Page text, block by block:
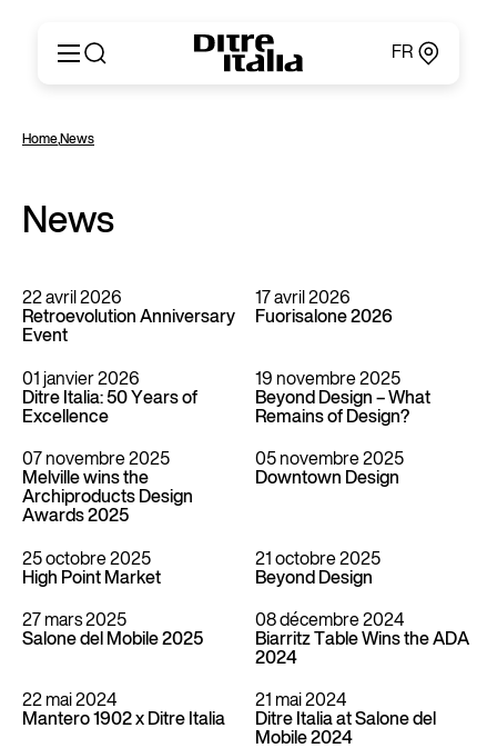
FR
Produits
Catalogues et Matériaux
News & Press
Zone Réservée
English
Español
简体中文
Home,News
News
22 avril 2026
Retroevolution Anniversary
Event
17 avril 2026
Fuorisalone 2026
01 janvier 2026
Ditre Italia: 50 Years of
Excellence
19 novembre 2025
Beyond Design – What
Remains of Design?
07 novembre 2025
Melville wins the
Archiproducts Design
Awards 2025
05 novembre 2025
Downtown Design
25 octobre 2025
High Point Market
21 octobre 2025
Beyond Design
27 mars 2025
Salone del Mobile 2025
08 décembre 2024
Biarritz Table Wins the ADA
2024
22 mai 2024
Mantero 1902 x Ditre Italia
21 mai 2024
Ditre Italia at Salone del
Mobile 2024